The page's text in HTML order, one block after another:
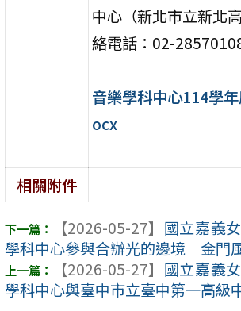
中心（新北市立新北
絡電話：02-
音樂學科中心114學
ocx
相關附件
【2026-05-27】 國立嘉義
學科中心參與合辦光的邊境｜金門
【2026-05-27】 國立嘉義
學科中心與臺中市立臺中第一高級